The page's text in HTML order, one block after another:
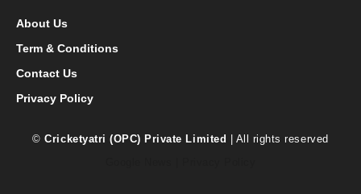
About Us
Term & Conditions
Contact Us
Privacy Policy
©Cricketyatri (OPC) Private Limited
| All rights reserved